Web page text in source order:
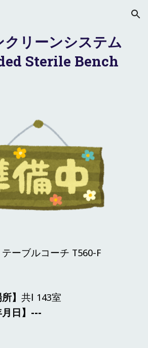
Skip to navigation
クリーンシステム
Sterile Bench
テーブルコーチ T560-F
所】共Ⅰ 143室
月日】---